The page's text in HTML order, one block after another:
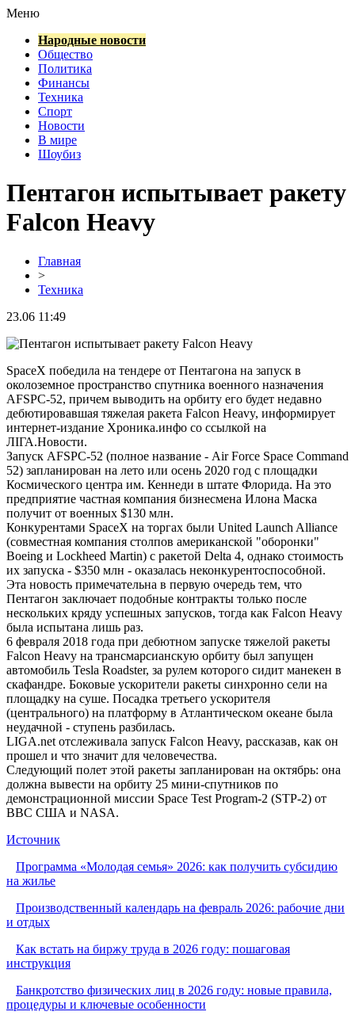
Меню
Народные новости
Общество
Политика
Финансы
Техника
Спорт
Новости
В мире
Шоубиз
Пентагон испытывает ракету
Falcon Heavy
Главная
>
Техника
23.06 11:49
SpaceX победила на тендере от Пентагона на запуск в
околоземное пространство спутника военного назначения
AFSPC-52, причем выводить на орбиту его будет недавно
дебютировавшая тяжелая ракета Falcon Heavy, информирует
интернет-издание Хроника.инфо со ссылкой на
ЛIГА.Новости.
Запуск AFSPC-52 (полное название - Air Force Space Command
52) запланирован на лето или осень 2020 год с площадки
Космического центра им. Кеннеди в штате Флорида. На это
предприятие частная компания бизнесмена Илона Маска
получит от военных $130 млн.
Конкурентами SpaceX на торгах были United Launch Alliance
(совместная компания столпов американской "оборонки"
Boeing и Lockheed Martin) с ракетой Delta 4, однако стоимость
их запуска - $350 млн - оказалась неконкурентоспособной.
Эта новость примечательна в первую очередь тем, что
Пентагон заключает подобные контракты только после
нескольких кряду успешных запусков, тогда как Falcon Heavy
была испытана лишь раз.
6 февраля 2018 года при дебютном запуске тяжелой ракеты
Falcon Heavy на трансмарсианскую орбиту был запущен
автомобиль Tesla Roadster, за рулем которого сидит манекен в
скафандре. Боковые ускорители ракеты синхронно сели на
площадку на суше. Посадка третьего ускорителя
(центрального) на платформу в Атлантическом океане была
неудачной - ступень разбилась.
LIGA.net отслеживала запуск Falcon Heavy, рассказав, как он
прошел и что значит для человечества.
Следующий полет этой ракеты запланирован на октябрь: она
должна вывести на орбиту 25 мини-спутников по
демонстрационной миссии Space Test Program-2 (STP-2) от
ВВС США и NASA.
Источник
Программа «Молодая семья» 2026: как получить субсидию
на жилье
Производственный календарь на февраль 2026: рабочие дни
и отдых
Как встать на биржу труда в 2026 году: пошаговая
инструкция
Банкротство физических лиц в 2026 году: новые правила,
процедуры и ключевые особенности